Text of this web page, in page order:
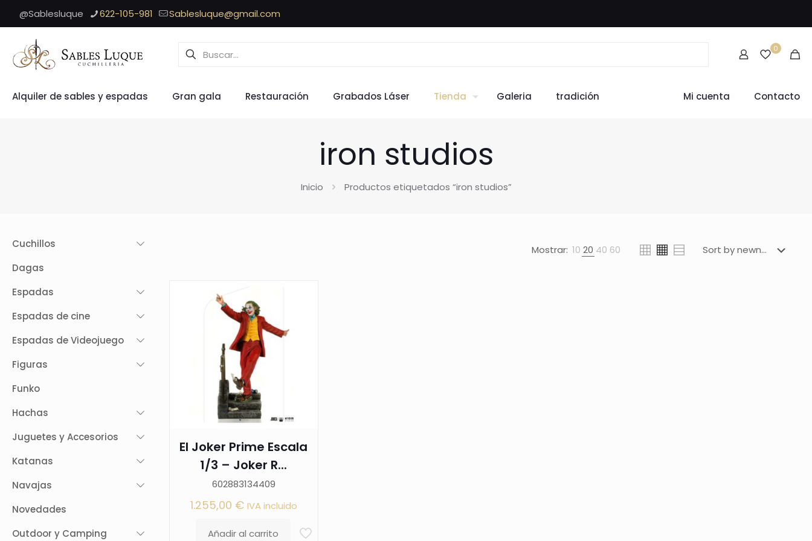
@Sablesluque 622-105-981 Sablesluque@gmail.com
0
Alquiler de sables y espadas Gran gala Restauración Grabados Láser Tienda Galeria tradición Mi cuenta Contacto
iron studios
Inicio Productos etiquetados “iron studios”
Mostrar: 10 20 40 60
El Joker Prime Escala
1/3 – Joker R...
602883134409
1.255,00 € IVA incluido
Añadir al carrito
Cuchillos
Dagas
Espadas
Espadas de cine
Espadas de Videojuego
Figuras
Funko
Hachas
Juguetes y Accesorios
Katanas
Navajas
Novedades
Outdoor y Camping